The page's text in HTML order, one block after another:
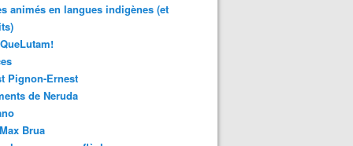
animés en langues indigènes (et
Pignon-Ernest
de Neruda
Brua